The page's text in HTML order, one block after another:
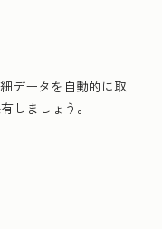
データを自動的に取
しましょう。